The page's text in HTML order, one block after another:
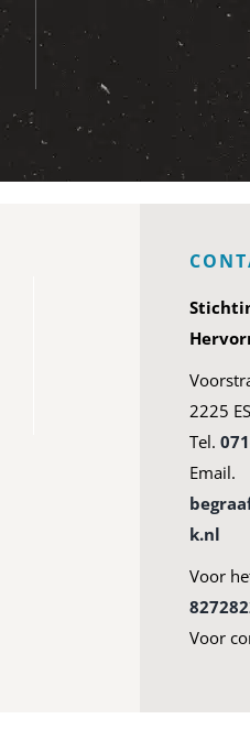
2225
Tel.
Email.
k.nl
Voor
Voor